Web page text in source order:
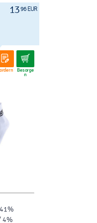
1396 EUR
Besorge
n
4%